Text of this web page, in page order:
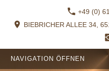
+49 (0)
BIEBRICHER ALLEE 34,
NAVIGATION ÖFFNEN